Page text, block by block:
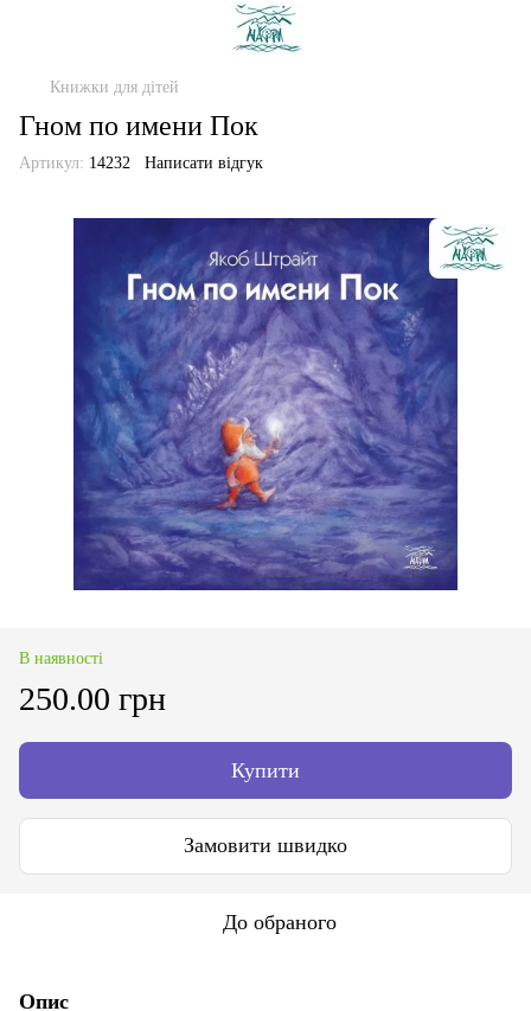
Книжки для дітей
Гном по имени Пок
Артикул: 14232 Написати відгук
В наявності
250.00 грн
Купити
Замовити швидко
До обраного
Опис